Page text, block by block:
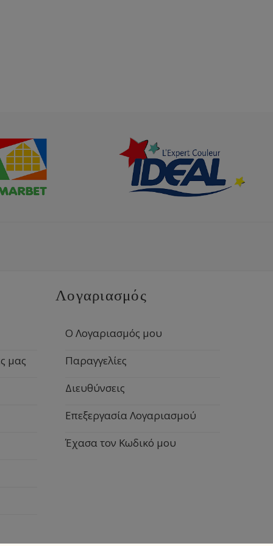
μας
Λογαριασμός
Ο Λογαριασμός μου
Παραγγελίες
Διευθύνσεις
Επεξεργασία Λογαριασμού
Έχασα τον Κωδικό μου